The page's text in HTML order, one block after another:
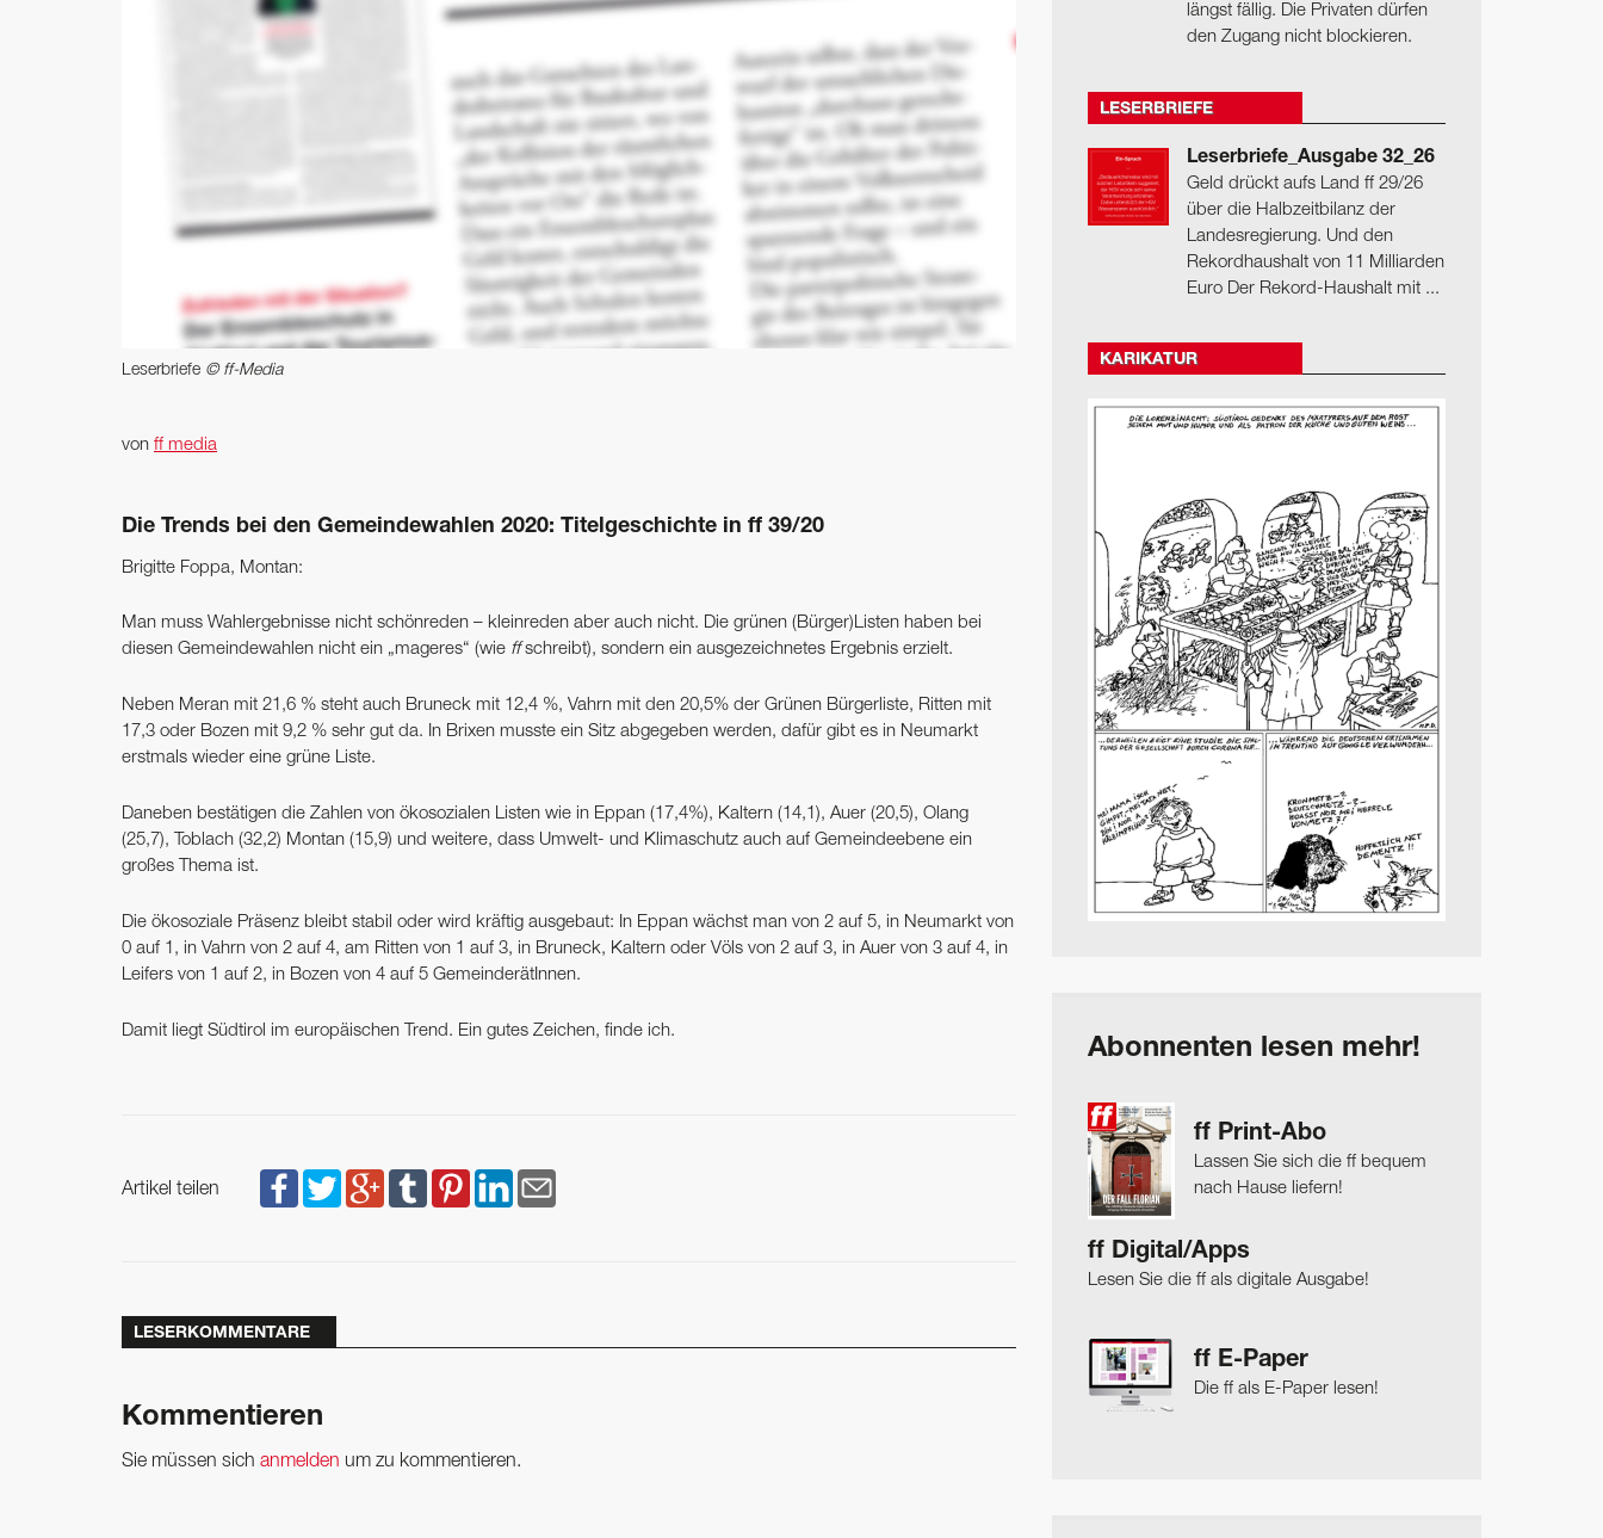
Leserbriefe © ff-Media
von ff media
Die Trends bei den Gemeinde­wahlen 2020: Titelgeschichte in ff 39/20
Brigitte Foppa, Montan:
Man muss Wahlergebnisse nicht schönreden – kleinreden aber auch nicht. Die grünen (Bürger)Listen haben bei
diesen Gemeindewahlen nicht ein „mageres“ (wie ffschreibt), sondern ein ausgezeichnetes Ergebnis erzielt.
Neben Meran mit 21,6 % steht auch Bruneck mit 12,4 %, Vahrn mit den 20,5% der Grünen Bürgerliste, Ritten mit
17,3 oder Bozen mit 9,2 % sehr gut da. In Brixen musste ein Sitz abgegeben werden, dafür gibt es in Neumarkt
erstmals wieder eine grüne Liste.
Daneben bestätigen die Zahlen von ökosozialen Listen wie in Eppan (17,4%), Kaltern (14,1), Auer (20,5), Olang
(25,7), Toblach (32,2) Montan (15,9) und weitere, dass Umwelt- und Klimaschutz auch auf Gemeindeebene ein
großes Thema ist.
Die ökosoziale Präsenz bleibt stabil oder wird kräftig ausgebaut: In Eppan wächst man von 2 auf 5, in Neumarkt von
0 auf 1, in Vahrn von 2 auf 4, am Ritten von 1 auf 3, in Bruneck, Kaltern oder Völs von 2 auf 3, in Auer von 3 auf 4, in
Leifers von ­1 auf 2, in Bozen von 4 auf 5 GemeinderätInnen.
Damit liegt Südtirol im europäischen Trend. Ein gutes Zeichen, finde ich.
Artikel teilen
LESERKOMMENTARE
Kommentieren
Sie müssen sich anmelden um zu kommentieren.
längst fällig. Die Privaten dürfen
den Zugang nicht blockieren.
LESERBRIEFE
Leserbriefe_Ausgabe 32_26
Geld drückt aufs Land ff 29/26
über die Halbzeitbilanz der
Landesregierung. Und den
Rekordhaushalt von 11 Milliarden
Euro Der Rekord-Haushalt mit ...
KARIKATUR
Abonnenten lesen mehr!
ff Print-Abo
Lassen Sie sich die ff bequem
nach Hause liefern!
ff Digital/Apps
Lesen Sie die ff als digitale Ausgabe!
ff E-Paper
Die ff als E-Paper lesen!